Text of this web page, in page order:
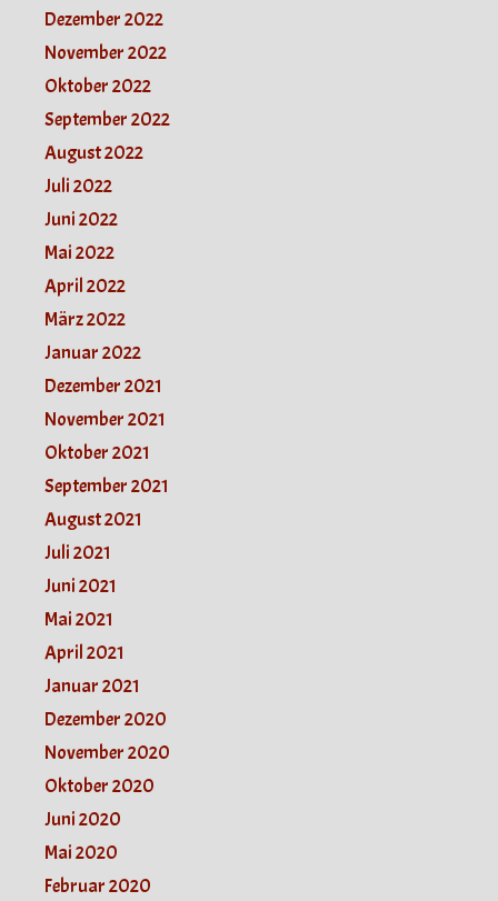
Dezember 2022
November 2022
Oktober 2022
September 2022
August 2022
Juli 2022
Juni 2022
Mai 2022
April 2022
März 2022
Januar 2022
Dezember 2021
November 2021
Oktober 2021
September 2021
August 2021
Juli 2021
Juni 2021
Mai 2021
April 2021
Januar 2021
Dezember 2020
November 2020
Oktober 2020
Juni 2020
Mai 2020
Februar 2020